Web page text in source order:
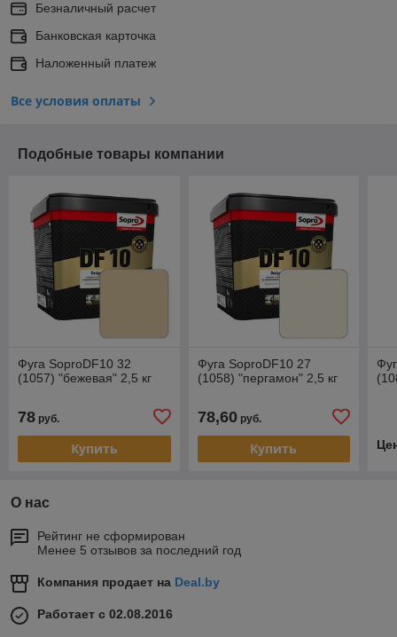
Безналичный расчет
Банковская карточка
Наложенный платеж
Все условия оплаты
Подобные товары компании
Фуга SoproDF10 32
(1057) "бежевая" 2,5 кг
78 руб.
Купить
Фуга SoproDF10 27
(1058) "пергамон" 2,5 кг
78,60руб.
Купить
О нас
Рейтинг не сформирован
Менее 5 отзывов за последний год
Компания продает на Deal.by
Работает с 02.08.2016